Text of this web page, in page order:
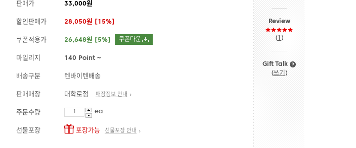
판매가 33,000원
할인판매가 28,050원 [15%]
쿠폰적용가 26,648원 [5%] 쿠폰다운
마일리지 140 Point ~
배송구분 텐바이텐배송
판매매장 대학로점 매장정보 안내
주문수량 ea
선물포장 포장가능 선물포장 안내
Review
(1 )
Gift Talk
(쓰기 )